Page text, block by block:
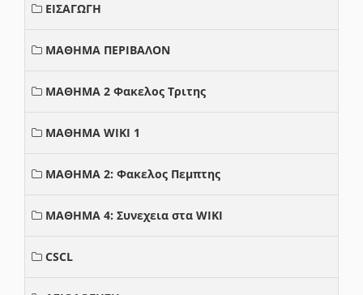
ΕΙΣΑΓΩΓΗ
ΜΑΘΗΜΑ ΠΕΡΙΒΑΛΟΝ
ΜΑΘΗΜΑ 2 Φακελος Τριτης
ΜΑΘΗΜΑ WIKI 1
ΜΑΘΗΜΑ 2: Φακελος Πεμπτης
ΜΑΘΗΜΑ 4: Συνεχεια στα WIKI
CSCL